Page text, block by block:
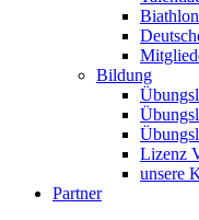
Bildung
Lizenz
unsere
Partner